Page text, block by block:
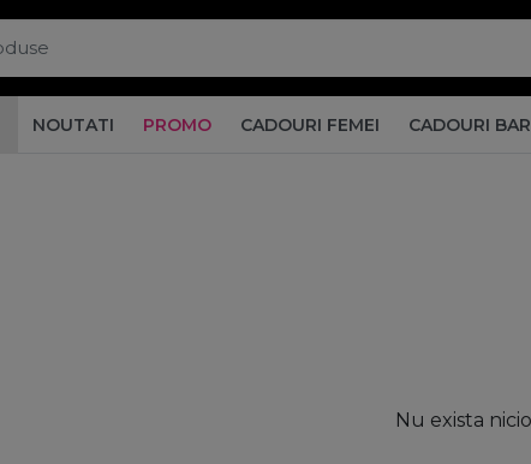
NOUTATI PROMO CADOURI FEMEI CADOURI
Nu exista